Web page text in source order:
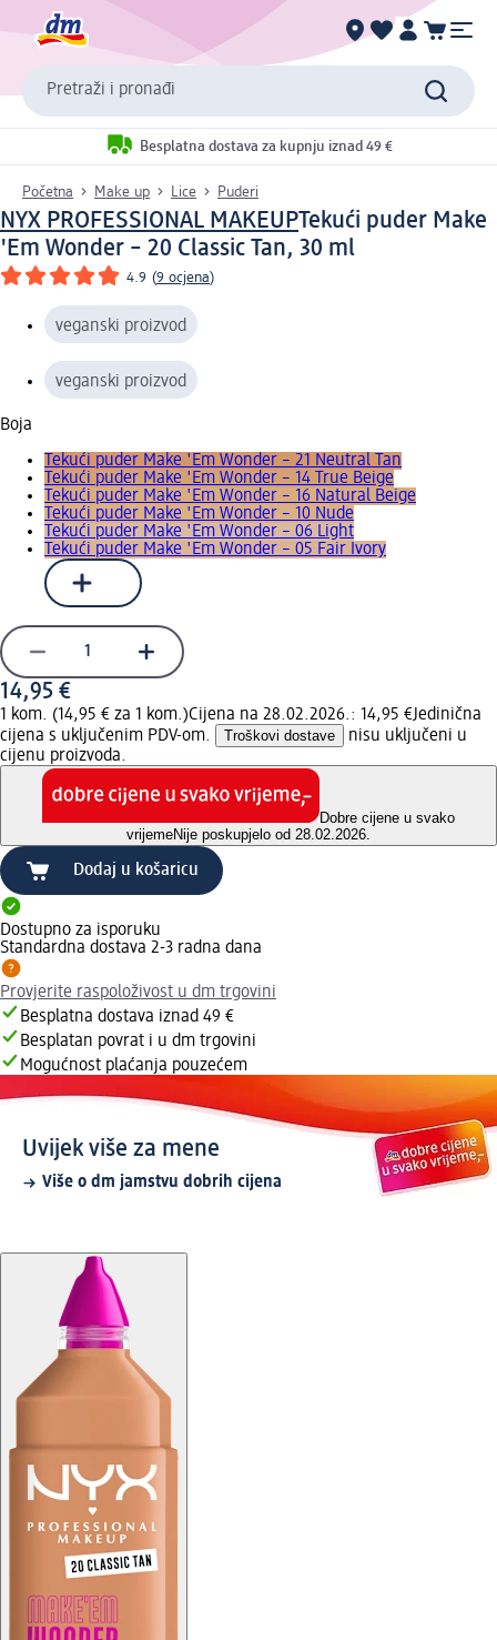
Pretraži i pronađi
Besplatna dostava za kupnju iznad 49 €
Početna Make up Lice Puderi
NYX PROFESSIONAL MAKEUPTekući puder Make
'Em Wonder – 20 Classic Tan, 30 ml
4.9 (9 ocjena)
veganski proizvod
veganski proizvod
Boja
Tekući puder Make 'Em Wonder – 21 Neutral Tan
Tekući puder Make 'Em Wonder – 14 True Beige
Tekući puder Make 'Em Wonder – 16 Natural Beige
Tekući puder Make 'Em Wonder – 10 Nude
Tekući puder Make 'Em Wonder – 06 Light
Tekući puder Make 'Em Wonder – 05 Fair Ivory
14,95 €
1 kom. (14,95 € za 1 kom.)Cijena na 28.02.2026.: 14,95 €Jedinična
cijena s uključenim PDV-om.
Troškovi dostave
nisu uključeni u
cijenu proizvoda.
Dobre cijene u svako
vrijemeNije poskupjelo od 28.02.2026.
Dodaj u košaricu
Dostupno za isporuku
Standardna dostava 2-3 radna dana
Provjerite raspoloživost u dm trgovini
Besplatna dostava iznad 49 €
Besplatan povrat i u dm trgovini
Mogućnost plaćanja pouzećem
Uvijek više za mene
Više o dm jamstvu dobrih cijena